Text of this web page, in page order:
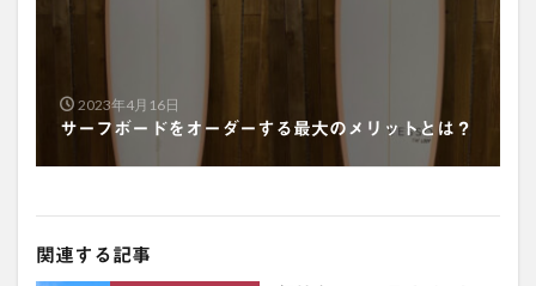
2023年4月16日
サーフボードをオーダーする最大のメリットとは？
関連する記事